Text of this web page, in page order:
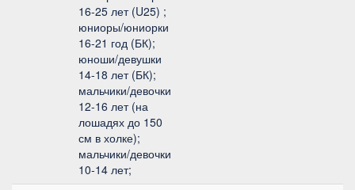
16-25 лет (U25) ;
юниоры/юниорки
16-21 год (БК);
юноши/девушки
14-18 лет (БК);
мальчики/девочки
12-16 лет (на
лошадях до 150
см в холке);
мальчики/девочки
10-14 лет;